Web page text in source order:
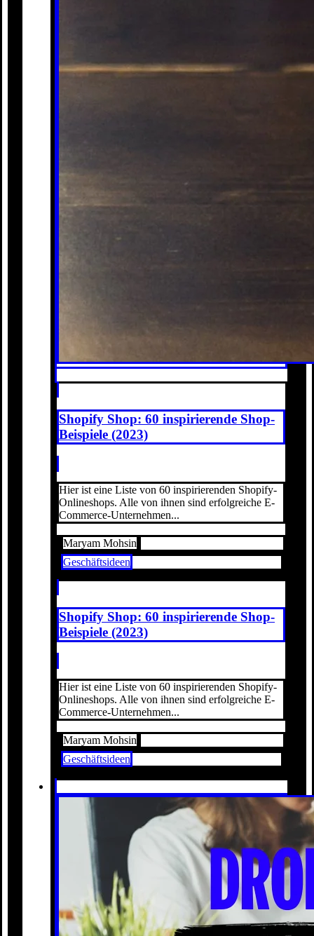
Shopify Shop: 60 inspirierende Shop-
Beispiele (2023)
Hier ist eine Liste von 60 inspirierenden Shopify-
Onlineshops. Alle von ihnen sind erfolgreiche E-
Commerce-Unternehmen...
Maryam Mohsin
Geschäftsideen
Shopify Shop: 60 inspirierende Shop-
Beispiele (2023)
Hier ist eine Liste von 60 inspirierenden Shopify-
Onlineshops. Alle von ihnen sind erfolgreiche E-
Commerce-Unternehmen...
Maryam Mohsin
Geschäftsideen